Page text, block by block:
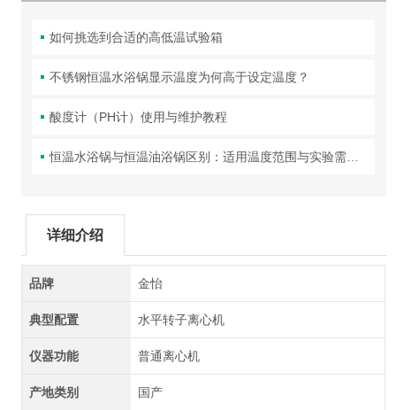
如何挑选到合适的高低温试验箱
不锈钢恒温水浴锅显示温度为何高于设定温度？
酸度计（PH计）使用与维护教程
恒温水浴锅与恒温油浴锅区别：适用温度范围与实验需求匹配
详细介绍
品牌 金怡
典型配置 水平转子离心机
仪器功能 普通离心机
产地类别 国产